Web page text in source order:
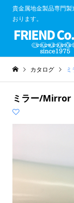
貴金属地金製品専門
おります。
カタログ
ミラー/